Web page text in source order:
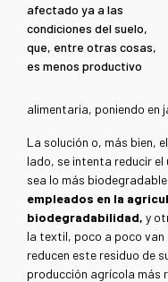
afectado ya a las
condiciones del suelo,
que, entre otras cosas,
es menos productivo
alimentaria, poniendo en
La solución o, más bien,
lado, se intenta reducir
sea lo más
empleados en la
biodegradabilidad, y
la textil, poco a poco
reducen este residuo de
producción agrícola más